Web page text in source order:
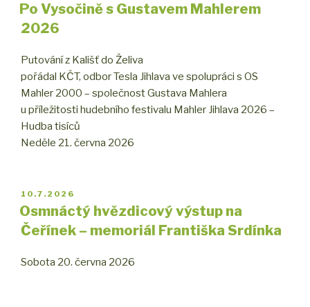
Po Vysočině s Gustavem Mahlerem
2026
Putování z Kališť do Želiva
pořádal KČT, odbor Tesla Jihlava ve spolupráci s OS
Mahler 2000 – společnost Gustava Mahlera
u příležitosti hudebního festivalu Mahler Jihlava 2026 –
Hudba tisíců
Neděle 21. června 2026
PUBLIKOVÁNO
10.7.2026
Osmnáctý hvězdicový výstup na
Čeřínek – memoriál Františka Srdínka
Sobota 20. června 2026